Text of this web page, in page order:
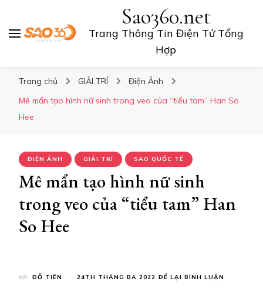
Sao360.net
Trang Thông Tin Điện Tử Tổng
Hợp
Trang chủ GIẢI TRÍ
Điện Ảnh
Mê mẩn tạo hình nữ sinh trong veo của “tiểu tam” Han So
Hee
ĐIỆN ẢNH GIẢI TRÍ SAO QUỐC TẾ
Mê mẩn tạo hình nữ sinh
trong veo của “tiểu tam” Han
So Hee
bởi ĐỖ TIÊN 24TH THÁNG BA 2022 ĐỂ LẠI BÌNH LUẬN